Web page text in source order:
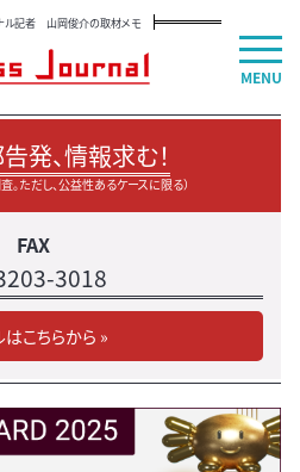
ル記者 山岡俊介の取材メモ
発、情報求む！
。ただし、公益性あるケースに限る）
FAX
3018
はこちらから »
MENU